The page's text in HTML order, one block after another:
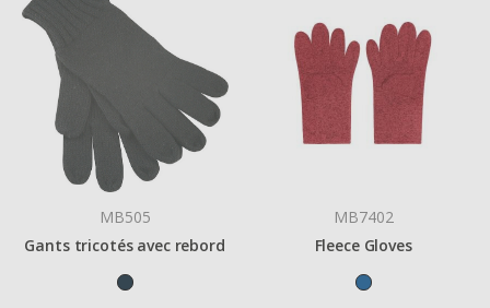
MB505
Gants tricotés avec rebord
MB7402
Fleece Gloves